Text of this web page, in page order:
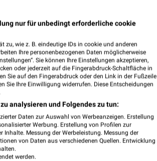
nur für unbedingt erforderliche cookie
wie z. B. eindeutige IDs in cookie und anderen
Ihre personenbezogenen Daten möglicherweise
Sie können Ihre Einstellungen akzeptieren,
oder jederzeit auf die Fingerabdruck-Schaltfläche in
Sie auf den Fingerabdruck oder den Link in der Fußzeile
Sie Ihre Einwilligung widerrufen. Diese Entscheidungen
analysieren und Folgendes zu tun:
Daten zur Auswahl von Werbeanzeigen. Erstellung
Werbung. Erstellung von Profilen zur
Messung der Werbeleistung. Messung der
von Daten aus verschiedenen Quellen. Entwicklung
werden.